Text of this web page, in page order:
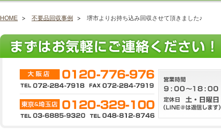
HOME 不要品回収事例 堺市よりお持ち込み回収させて頂きました♪